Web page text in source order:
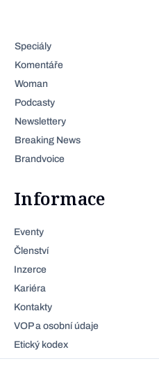
Speciály
Komentáře
Woman
Podcasty
Newslettery
Breaking News
Brandvoice
Informace
Eventy
Členství
Inzerce
Kariéra
Kontakty
VOP a osobní údaje
Etický kodex